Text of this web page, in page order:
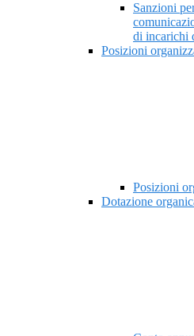
Sanzioni
di incarichi
Posizioni
Posizioni
Dotazione